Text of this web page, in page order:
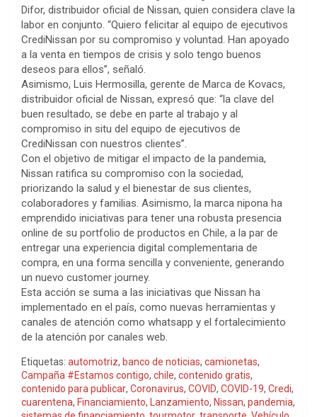
Difor, distribuidor oficial de Nissan, quien considera clave la
labor en conjunto. “Quiero felicitar al equipo de ejecutivos
CrediNissan por su compromiso y voluntad. Han apoyado
a la venta en tiempos de crisis y solo tengo buenos
deseos para ellos”, señaló.
Asimismo, Luis Hermosilla, gerente de Marca de Kovacs,
distribuidor oficial de Nissan, expresó que: “la clave del
buen resultado, se debe en parte al trabajo y al
compromiso in situ del equipo de ejecutivos de
CrediNissan con nuestros clientes”.
Con el objetivo de mitigar el impacto de la pandemia,
Nissan ratifica su compromiso con la sociedad,
priorizando la salud y el bienestar de sus clientes,
colaboradores y familias. Asimismo, la marca nipona ha
emprendido iniciativas para tener una robusta presencia
online de su portfolio de productos en Chile, a la par de
entregar una experiencia digital complementaria de
compra, en una forma sencilla y conveniente, generando
un nuevo customer journey.
Esta acción se suma a las iniciativas que Nissan ha
implementado en el país, como nuevas herramientas y
canales de atención como whatsapp y el fortalecimiento
de la atención por canales web.
Etiquetas: automotriz, banco de noticias, camionetas,
Campaña #Estamos contigo, chile, contenido gratis,
contenido para publicar, Coronavirus, COVID, COVID-19, Credi,
cuarentena, Financiamiento, Lanzamiento, Nissan, pandemia,